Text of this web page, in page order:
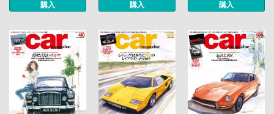
購入 購入 購入